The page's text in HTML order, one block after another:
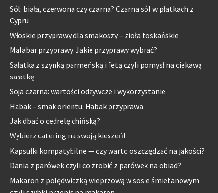
Sól: biała, czerwona czy czarna? Czarna sól w płatkach z
Cypru
Włoskie przyprawy dla smakoszy – zioła toskańskie
Malabar przyprawy. Jakie przyprawy wybrać?
Sałatka z szynką parmeńską i fetą czyli pomysł na ciekawą
sałatkę
Soja czarna: wartości odżywcze i wykorzystanie
Habak – smak orientu. Habak przyprawa
Jak dbać o cedrelę chińską?
Wybierz catering na swoją kieszeń!
Kapsułki kompatybilne — czy warto oszczędzać na jakości?
Dania z parówek czyli co zrobić z parówek na obiad?
Makaron z polędwiczką wieprzową w sosie śmietanowym